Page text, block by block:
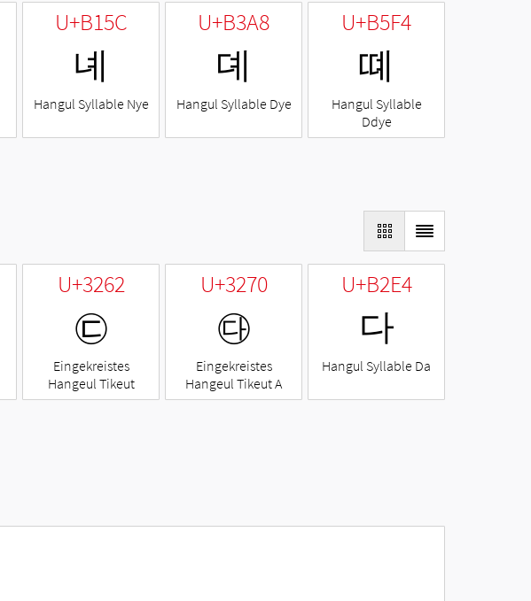
U+B15C
녜
Hangul Syllable Nye
U+B3A8
뎨
Hangul Syllable Dye
U+B5F4
뗴
Hangul Syllable
Ddye
U+3262
㉢
Eingekreistes
Hangeul Tikeut
U+3270
㉰
Eingekreistes
Hangeul Tikeut A
U+B2E4
다
Hangul Syllable Da